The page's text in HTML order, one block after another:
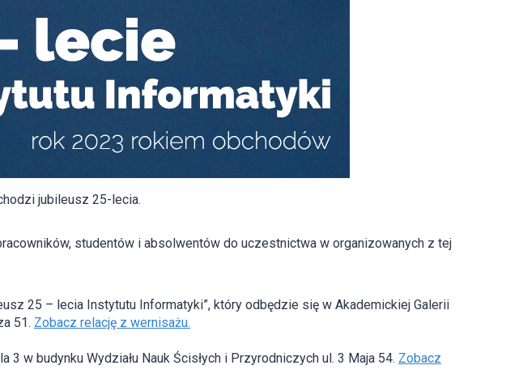
jubileusz 25-lecia.
studentów i absolwentów do uczestnictwa w organizowanych z tej
25 – lecia Instytutu Informatyki”, który odbędzie się w Akademickiej Galerii
51. Zobacz relację z wernisażu.
w budynku Wydziału Nauk Ścisłych i Przyrodniczych ul. 3 Maja 54. Zobacz